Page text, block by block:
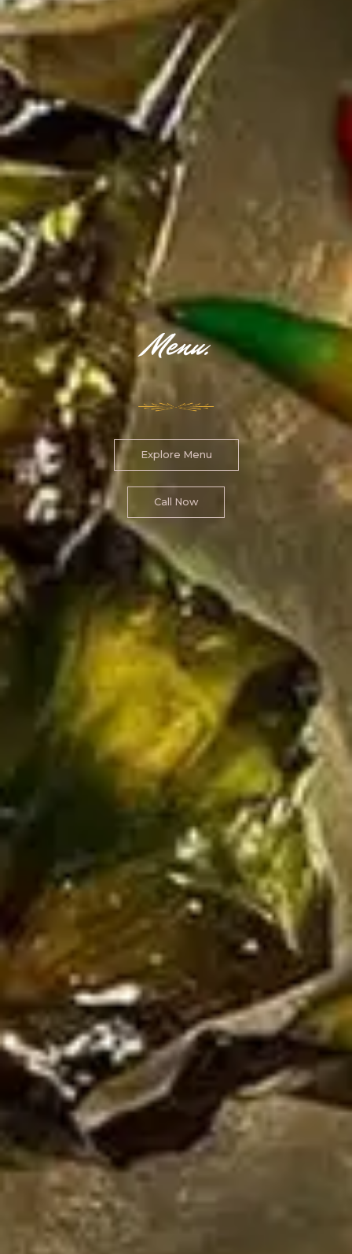
Menu.
Explore Menu
Call Now